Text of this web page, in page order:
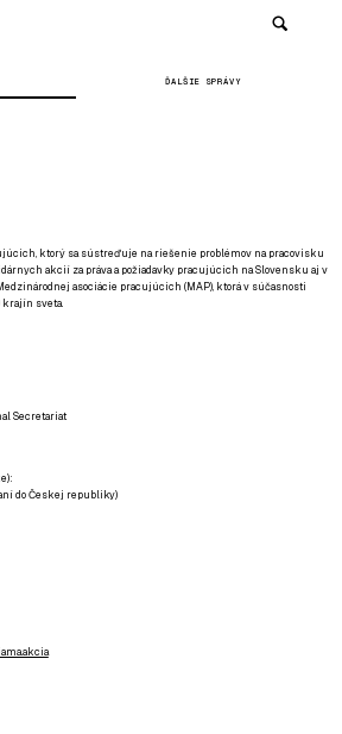
ĎALŠIE SPRÁVY
ktorý sa sústreďuje na riešenie problémov na pracovisku
akcií za práva a požiadavky pracujúcich na Slovensku aj v
asociácie pracujúcich (MAP), ktorá v súčasnosti
sveta.
Secretariat
do Českej republiky)